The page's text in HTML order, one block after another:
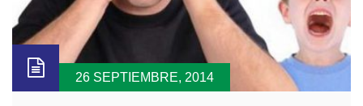
26 SEPTIEMBRE, 2014